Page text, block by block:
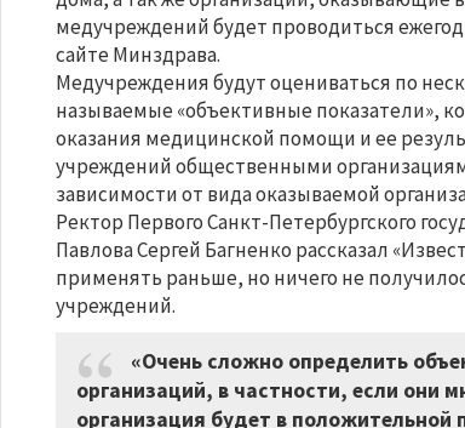
медучреждений будет проводиться
сайте Минздрава.
Медучреждения будут оцениваться по
называемые «объективные показатели»,
оказания медицинской помощи и ее
учреждений общественными
зависимости от вида оказываемой
Ректор Первого Санкт-Петербургского
Павлова Сергей Багненко рассказал
применять раньше, но ничего не
учреждений.
«Очень сложно определить
организаций, в частности, если они
организация будет в